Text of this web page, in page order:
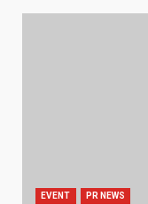
EVENT PR NEWS